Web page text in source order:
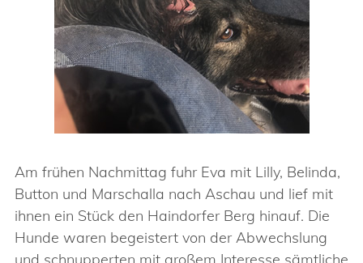
Am frühen Nachmittag fuhr Eva mit Lilly, Belinda,
Button und Marschalla nach Aschau und lief mit
ihnen ein Stück den Haindorfer Berg hinauf. Die
Hunde waren begeistert von der Abwechslung